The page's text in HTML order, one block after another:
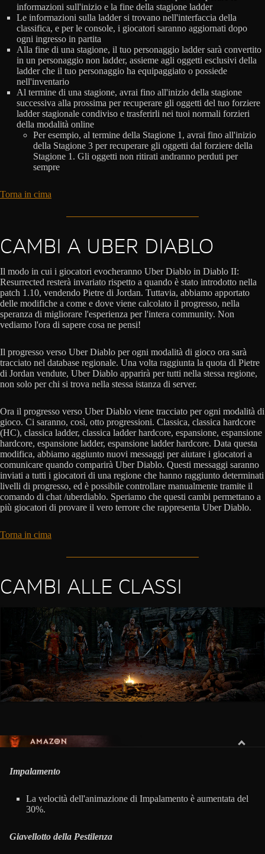
informazioni sull'inizio e la fine della stagione ladder
Le informazioni sulla ladder si trovano nell'interfaccia della
classifica, e per le console, i giocatori saranno aggiornati dopo
ogni ingresso in partita
Alla fine di una stagione, il tuo personaggio ladder sarà convertito
in un personaggio non ladder, assieme agli oggetti esclusivi della
ladder che il tuo personaggio ha equipaggiato o possiede
nell'inventario
Al termine di una stagione, avrai fino all'inizio della stagione
successiva alla prossima per recuperare gli oggetti del tuo forziere
ladder stagionale condiviso e trasferirli nei tuoi normali forzieri
della modalità online
Per esempio, al termine della Stagione 1, avrai fino all'inizio
della Stagione 3 per recuperare gli oggetti dal forziere della
Stagione 1. Gli oggetti non ritirati andranno perduti per
sempre
Torna in cima
CAMBI A UBER DIABLO
Il modo in cui i giocatori evocheranno Uber Diablo in Diablo II:
Resurrected resterà invariato rispetto a quando è stato introdotto nella
patch 1.10, vendendo Pietre di Jordan. Tuttavia, abbiamo apportato
delle modifiche a come e dove viene calcolato il progresso, nella
speranza di migliorare l'esperienza per l'intera community. Non
vediamo l'ora di sapere cosa ne pensi!
Il progresso verso Uber Diablo per ogni modalità di gioco ora sarà
tracciato nel database regionale. Una volta raggiunta la quota di Pietre
di Jordan vendute, Uber Diablo apparirà per tutti nella stessa regione,
non solo per chi si trova nella stessa istanza di server.
Ora il progresso verso Uber Diablo viene tracciato per ogni modalità di
gioco. Ci saranno, così, otto progressioni. Classica, classica hardcore
(HC), classica ladder, classica ladder hardcore, espansione, espansione
hardcore, espansione ladder, espansione ladder hardcore. Data questa
modifica, abbiamo aggiunto nuovi messaggi per aiutare i giocatori a
comunicare quando comparirà Uber Diablo. Questi messaggi saranno
inviati a tutti i giocatori di una regione che hanno raggiunto determinati
livelli di progresso, ed è possibile controllare manualmente tramite il
comando di chat /uberdiablo. Speriamo che questi cambi permettano a
più giocatori di provare il vero terrore che rappresenta Uber Diablo.
Torna in cima
CAMBI ALLE CLASSI
AMAZZONE
Impalamento
La velocità dell'animazione di Impalamento è aumentata del
30%.
Giavellotto della Pestilenza